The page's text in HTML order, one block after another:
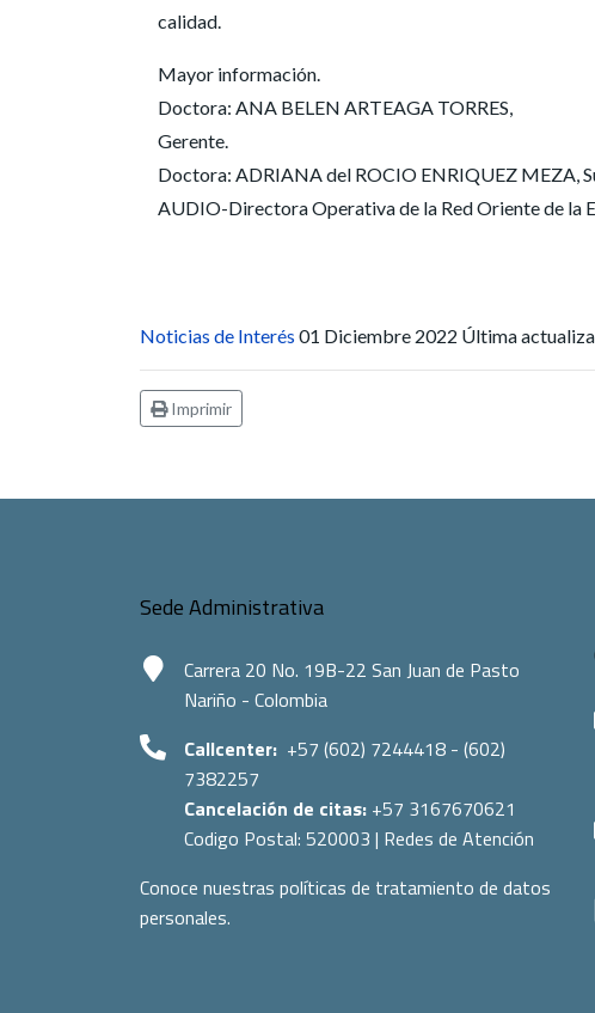
calidad.
Mayor información.
Doctora: ANA BELEN ARTEAGA TORRES,
Gerente.
Doctora: ADRIANA del ROCIO ENRIQUEZ MEZA,
AUDIO-Directora Operativa de la Red Oriente de la
Noticias de Interés 01 Diciembre 2022 Última
Imprimir
Sede Administrativa
Carrera 20 No. 19B-22 San Juan de Pasto
Nariño - Colombia
Callcenter: +57 (602) 7244418 - (602)
7382257
Cancelación de citas: +57 3167670621
Codigo Postal: 520003 | Redes de Atención
Conoce nuestras políticas de tratamiento de datos
personales.